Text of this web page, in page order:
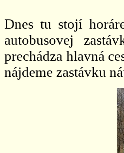
Dnes tu stojí
autobusovej
prechádza hlavná
nájdeme zastávku